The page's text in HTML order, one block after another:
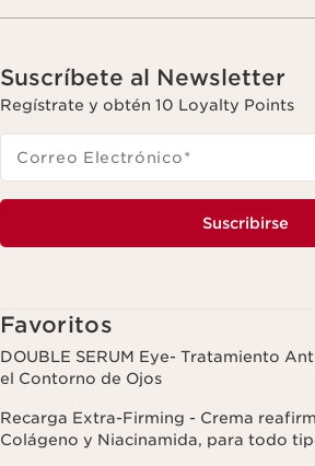
Suscríbete al Newsletter
Regístrate y obtén 10 Loyalty Points
Correo Electrónico*
Suscribirse
Favoritos
DOUBLE SERUM Eye- Tratamiento
el Contorno de Ojos
Recarga Extra-Firming - Crema
Colágeno y Niacinamida, para todo